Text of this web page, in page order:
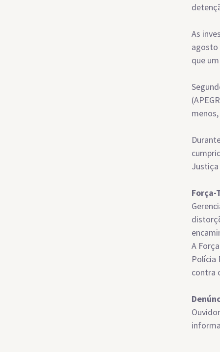
As
agosto
que
Justiça
A
Polícia
contra